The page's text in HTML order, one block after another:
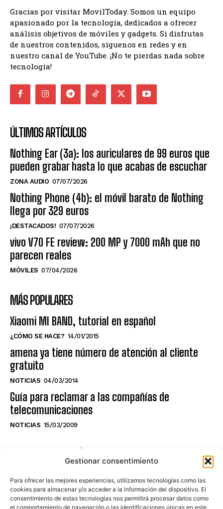
Gestionar consentimiento
Para ofrecer las mejores experiencias, utilizamos tecnologías como las
cookies para almacenar y/o acceder a la información del dispositivo. El
consentimiento de estas tecnologías nos permitirá procesar datos como
el comportamiento de navegación o las identificaciones únicas en este
Gracias por visitar MovilToday. Somos un equipo
apasionado por la tecnología, dedicados a ofrecer
análisis objetivos de móviles y gadgets. Si disfrutas
de nuestros contenidos, síguenos en redes y en
nuestro canal de YouTube. ¡No te pierdas nada sobre
tecnología!
ÚLTIMOS ARTÍCULOS
Nothing Ear (3a): los auriculares de 99 euros que
pueden grabar hasta lo que acabas de escuchar
ZONA AUDIO 07/07/2026
Nothing Phone (4b): el móvil barato de Nothing
llega por 329 euros
¡DESTACADOS! 07/07/2026
vivo V70 FE review: 200 MP y 7000 mAh que no
parecen reales
MÓVILES 07/04/2026
MÁS POPULARES
Xiaomi MI BAND, tutorial en español
¿CÓMO SE HACE? 14/01/2015
amena ya tiene número de atención al cliente
gratuito
NOTICIAS 04/03/2014
Guía para reclamar a las compañías de
telecomunicaciones
NOTICIAS 15/03/2009
NO TE PIERDAS LO ÚLTIMO DEL CANAL
Haz clic en «Estoy de acuerdo» para